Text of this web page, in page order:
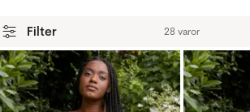
Filter 28 varor
Produkter